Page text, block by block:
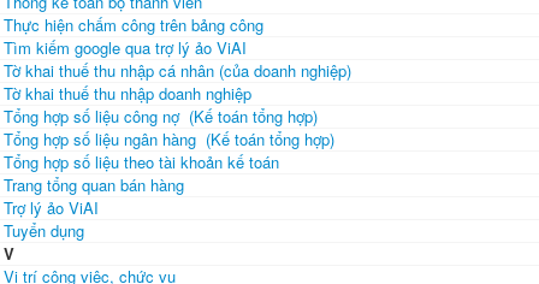
Thực hiện chấm công trên bảng công
Tìm kiếm google qua trợ lý ảo ViAI
Tờ khai thuế thu nhập cá nhân (của doanh nghiệp)
Tờ khai thuế thu nhập doanh nghiệp
Tổng hợp số liệu công nợ (Kế toán tổng hợp)
Tổng hợp số liệu ngân hàng (Kế toán tổng hợp)
Tổng hợp số liệu theo tài khoản kế toán
Trang tổng quan bán hàng
Trợ lý ảo ViAI
Tuyển dụng
V
Vị trí công việc, chức vụ